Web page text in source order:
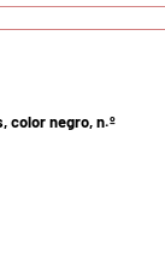
color negro, n.º